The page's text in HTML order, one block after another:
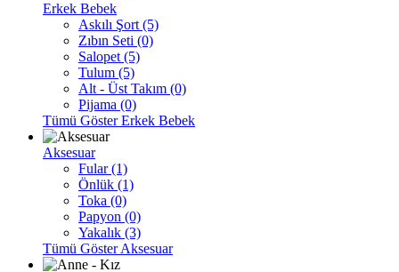
Erkek Bebek
Askılı Şort (5)
Zıbın Seti (0)
Salopet (5)
Tulum (5)
Alt - Üst Takım (0)
Pijama (0)
Tümü Göster Erkek Bebek
Aksesuar
Fular (1)
Önlük (1)
Toka (0)
Papyon (0)
Yakalık (3)
Tümü Göster Aksesuar